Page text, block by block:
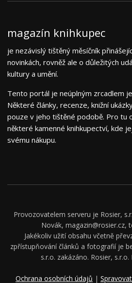
magazín knihkupec
je nezávislý tištěný měsíčník
novinkách, rovněž ale o důležitých
kultury a umění.
Tento portál je neúplným zrcadlem
Některé články, recenze, knižní
pouze v jeho tištěné podobě. Pro tu
některé kamenné knihkupectví, kde
svému nákupu.
Provozovatelem serveru je Rosier,
Novák, magazin@rosier.cz,
Jakékoliv užití obsahu včetně
zpřístupňování článků a fotografií je
s.r.o. zakázáno. Rosier, s.r.o.
Ochrana osobních údajů |